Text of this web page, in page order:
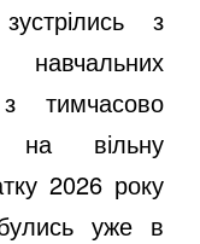
з
тимчасово
на вільну
2026 року
уже в